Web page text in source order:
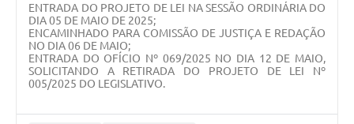
ENTRADA DO PROJETO DE LEI NA SESSÃO ORDINÁRIA DO
DIA 05 DE MAIO DE 2025;
ENCAMINHADO PARA COMISSÃO DE JUSTIÇA E REDAÇÃO
NO DIA 06 DE MAIO;
ENTRADA DO OFÍCIO Nº 069/2025 NO DIA 12 DE MAIO,
SOLICITANDO A RETIRADA DO PROJETO DE LEI Nº
005/2025 DO LEGISLATIVO.